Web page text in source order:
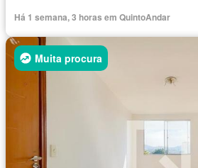
Há 1 semana, 3 horas em QuintoAndar
Muita procura